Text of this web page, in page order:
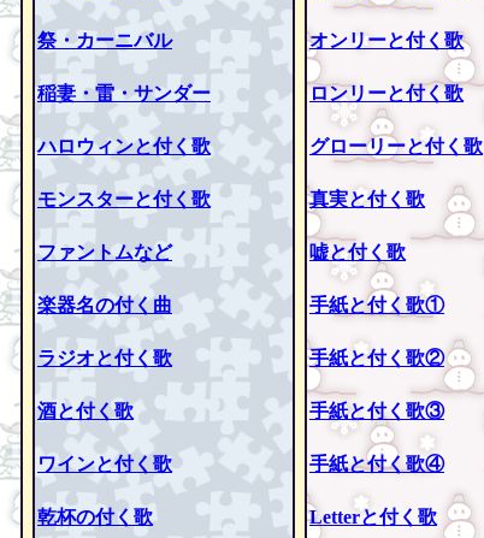
祭・カーニバル
稲妻・雷・サンダー
ハロウィンと付く歌
モンスターと付く歌
ファントムなど
楽器名の付く曲
ラジオと付く歌
酒と付く歌
ワインと付く歌
乾杯の付く歌
オンリーと付く歌
ロンリーと付く歌
グローリーと付く歌
真実と付く歌
嘘と付く歌
手紙と付く歌①
手紙と付く歌②
手紙と付く歌③
手紙と付く歌④
Letterと付く歌